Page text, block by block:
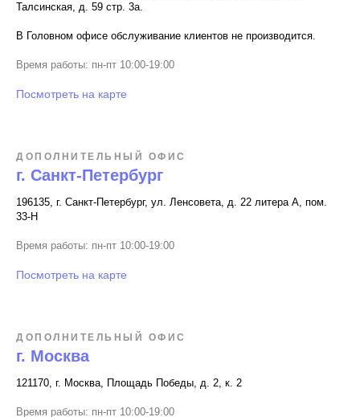
Талсинская, д. 59 стр. 3а.
В Головном офисе обслуживание клиентов не производится.
Время работы: пн-пт 10:00-19:00
Посмотреть на карте
ДОПОЛНИТЕЛЬНЫЙ ОФИС
г. Санкт-Петербург
196135, г. Санкт-Петербург, ул. Ленсовета, д. 22 литера А, пом.
33-Н
Время работы: пн-пт 10:00-19:00
Посмотреть на карте
ДОПОЛНИТЕЛЬНЫЙ ОФИС
г. Москва
121170, г. Москва, Площадь Победы, д. 2, к. 2
Время работы: пн-пт 10:00-19:00